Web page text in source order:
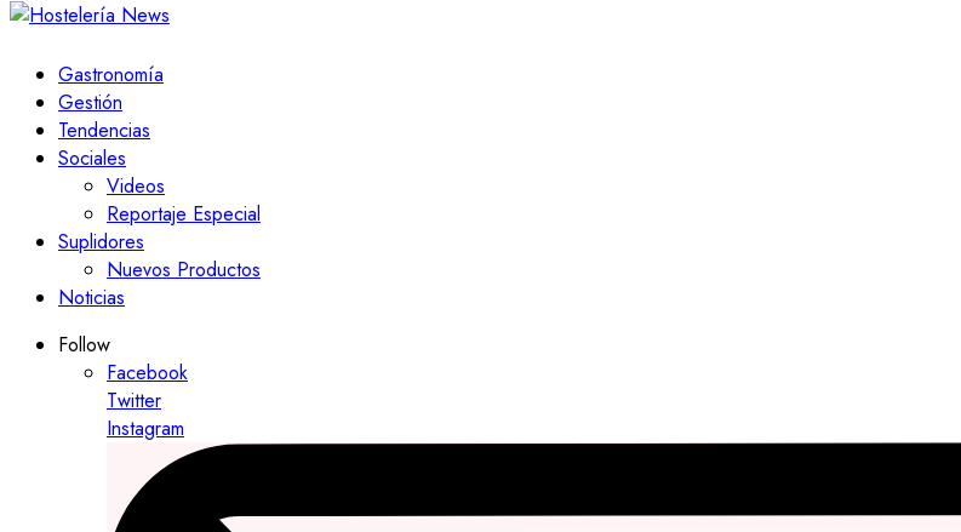
Gastronomía
Gestión
Tendencias
Sociales
Videos
Reportaje Especial
Suplidores
Nuevos Productos
Noticias
Follow
Facebook
Twitter
Instagram